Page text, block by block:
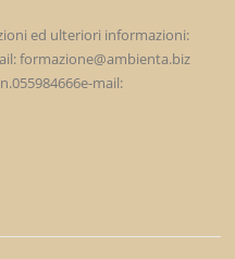
ed ulteriori informazioni:
formazione@ambienta.biz
mail: